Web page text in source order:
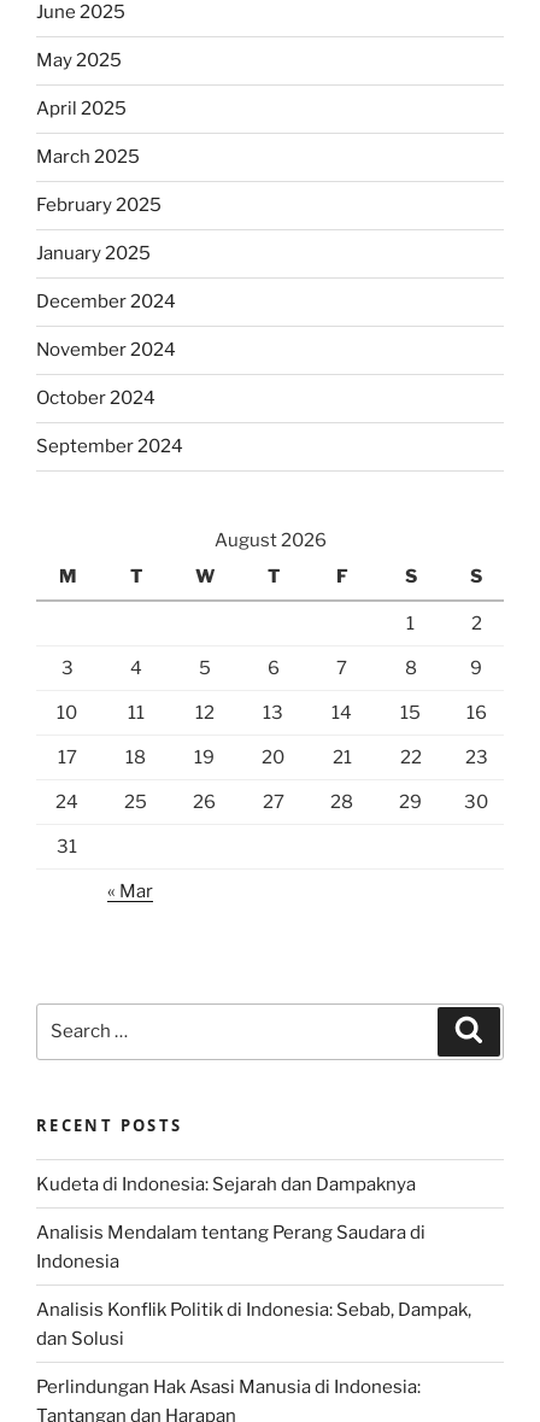
June 2025
May 2025
April 2025
March 2025
February 2025
January 2025
December 2024
November 2024
October 2024
September 2024
August 2026
M
T W T F S S
1 2
3 4 5 6 7 8 9
10 11 12 13 14 15 16
17 18 19 20 21 22 23
24 25 26 27 28 29 30
31
« Mar
RECENT POSTS
Kudeta di Indonesia: Sejarah dan Dampaknya
Analisis Mendalam tentang Perang Saudara di
Indonesia
Analisis Konflik Politik di Indonesia: Sebab, Dampak,
dan Solusi
Perlindungan Hak Asasi Manusia di Indonesia:
Tantangan dan Harapan